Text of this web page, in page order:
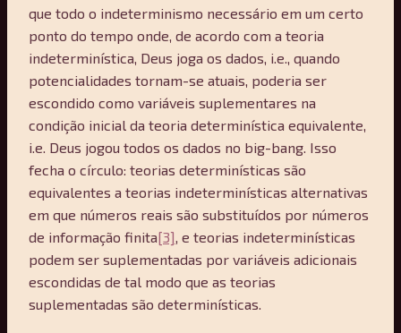
que todo o indeterminismo necessário em um certo
ponto do tempo onde, de acordo com a teoria
indeterminística, Deus joga os dados, i.e., quando
potencialidades tornam-se atuais, poderia ser
escondido como variáveis suplementares na
condição inicial da teoria determinística equivalente,
i.e. Deus jogou todos os dados no big-bang. Isso
fecha o círculo: teorias determinísticas são
equivalentes a teorias indeterminísticas alternativas
em que números reais são substituídos por números
de informação finita[3] , e teorias indeterminísticas
podem ser suplementadas por variáveis adicionais
escondidas de tal modo que as teorias
suplementadas são determinísticas.